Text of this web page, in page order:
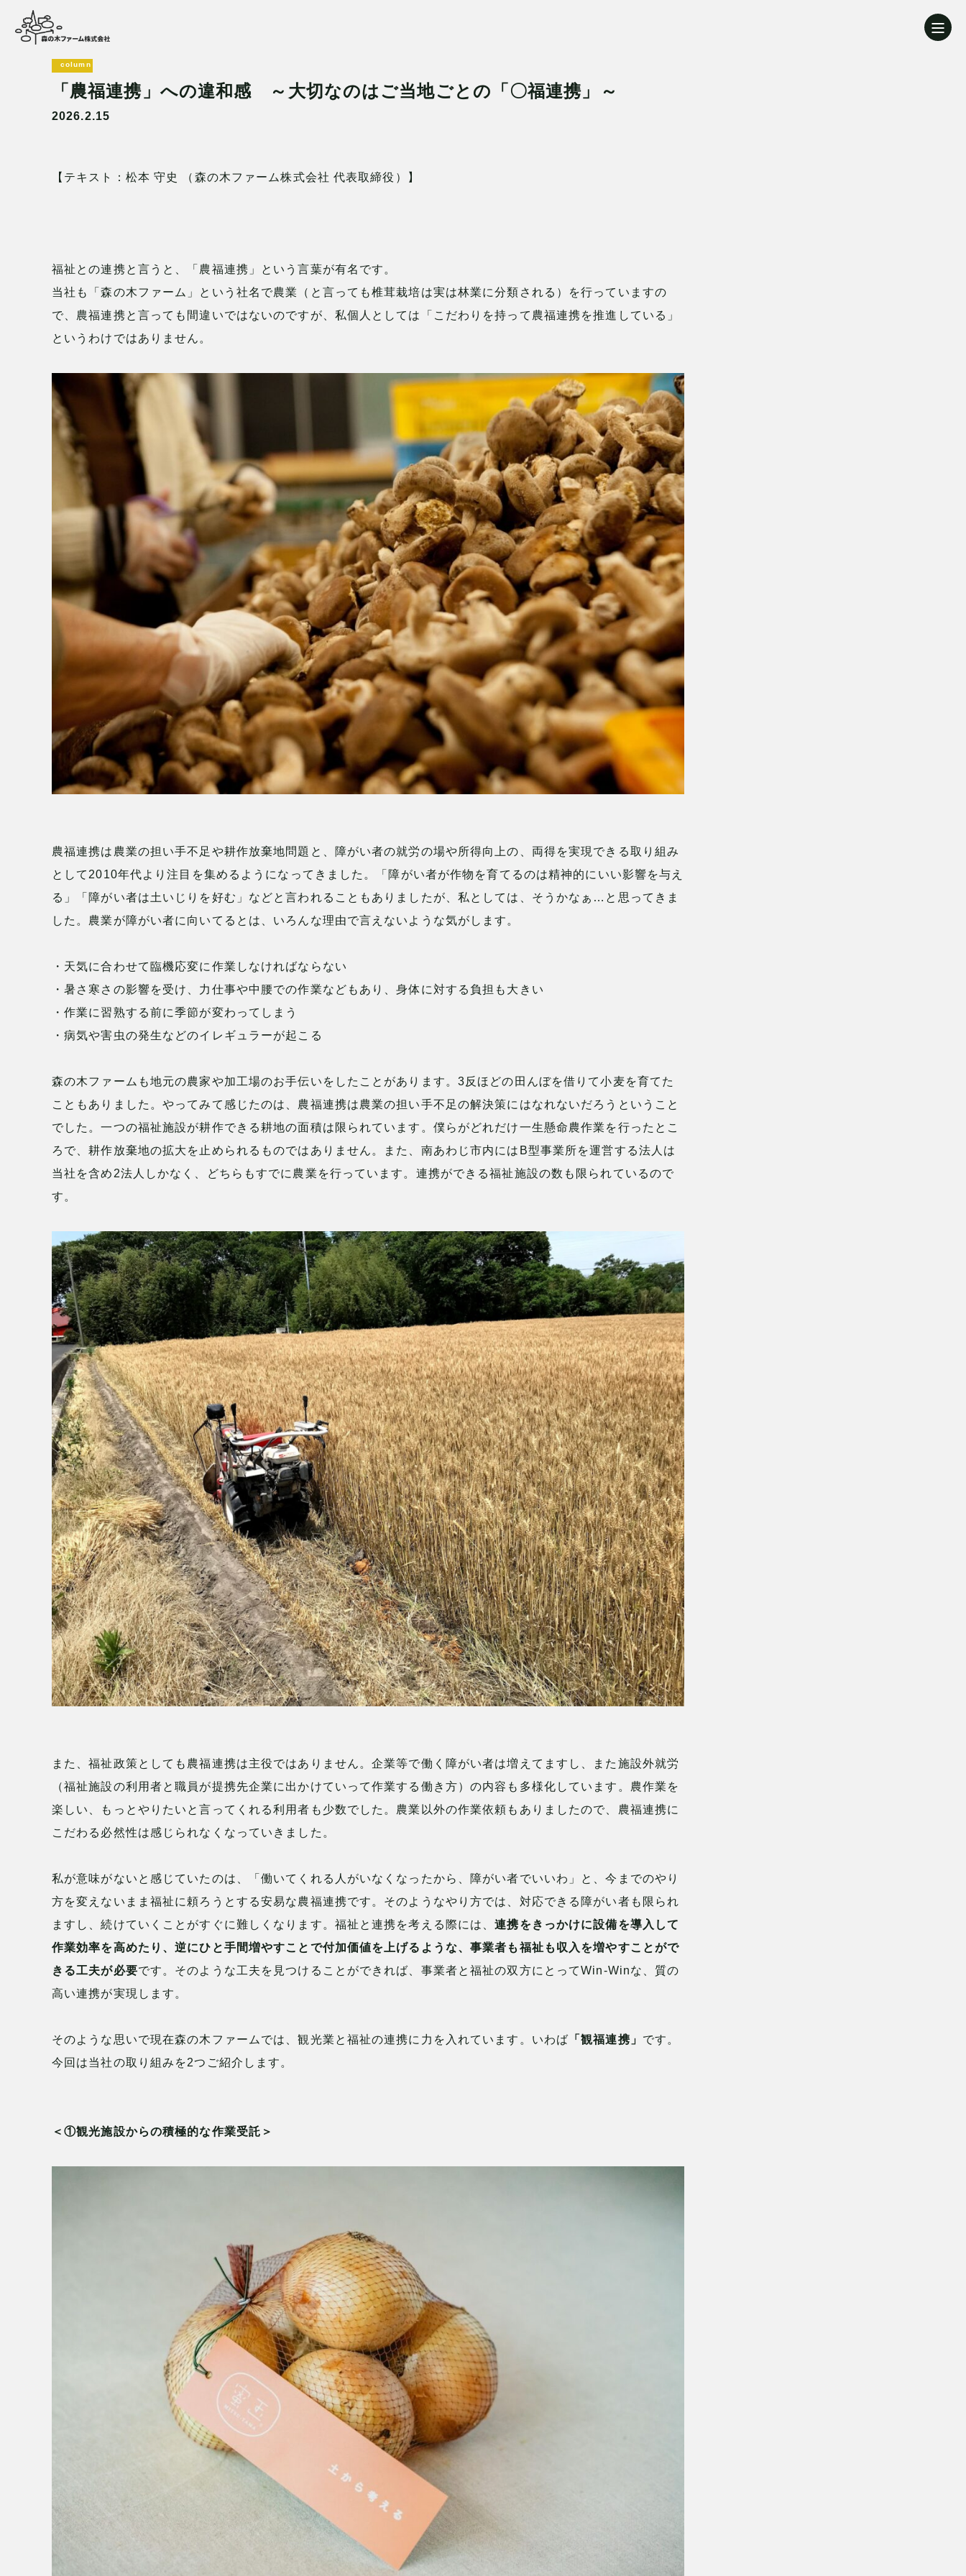
column
「農福連携」への違和感 ～大切なのはご当地ごとの「〇福連携」～
2026.2.15
【テキスト：松本 守史 （森の木ファーム株式会社 代表取締役）】
福祉との連携と言うと、「農福連携」という言葉が有名です。
当社も「森の木ファーム」という社名で農業（と言っても椎茸栽培は実は林業に分類される）を行っていますの
で、農福連携と言っても間違いではないのですが、私個人としては「こだわりを持って農福連携を推進している」
というわけではありません。
農福連携は農業の担い手不足や耕作放棄地問題と、障がい者の就労の場や所得向上の、両得を実現できる取り組み
として2010年代より注目を集めるようになってきました。「障がい者が作物を育てるのは精神的にいい影響を与え
る」「障がい者は土いじりを好む」などと言われることもありましたが、私としては、そうかなぁ…と思ってきま
した。農業が障がい者に向いてるとは、いろんな理由で言えないような気がします。
・天気に合わせて臨機応変に作業しなければならない
・暑さ寒さの影響を受け、力仕事や中腰での作業などもあり、身体に対する負担も大きい
・作業に習熟する前に季節が変わってしまう
・病気や害虫の発生などのイレギュラーが起こる
森の木ファームも地元の農家や加工場のお手伝いをしたことがあります。3反ほどの田んぼを借りて小麦を育てた
こともありました。やってみて感じたのは、農福連携は農業の担い手不足の解決策にはなれないだろうということ
でした。一つの福祉施設が耕作できる耕地の面積は限られています。僕らがどれだけ一生懸命農作業を行ったとこ
ろで、耕作放棄地の拡大を止められるものではありません。また、南あわじ市内にはB型事業所を運営する法人は
当社を含め2法人しかなく、どちらもすでに農業を行っています。連携ができる福祉施設の数も限られているので
す。
また、福祉政策としても農福連携は主役ではありません。企業等で働く障がい者は増えてますし、また施設外就労
（福祉施設の利用者と職員が提携先企業に出かけていって作業する働き方）の内容も多様化しています。農作業を
楽しい、もっとやりたいと言ってくれる利用者も少数でした。農業以外の作業依頼もありましたので、農福連携に
こだわる必然性は感じられなくなっていきました。
私が意味がないと感じていたのは、「働いてくれる人がいなくなったから、障がい者でいいわ」と、今までのやり
方を変えないまま福祉に頼ろうとする安易な農福連携です。そのようなやり方では、対応できる障がい者も限られ
ますし、続けていくことがすぐに難しくなります。福祉と連携を考える際には、連携をきっかけに設備を導入して
作業効率を高めたり、逆にひと手間増やすことで付加価値を上げるような、事業者も福祉も収入を増やすことがで
きる工夫が必要です。そのような工夫を見つけることができれば、事業者と福祉の双方にとってWin-Winな、質の
高い連携が実現します。
そのような思いで現在森の木ファームでは、観光業と福祉の連携に力を入れています。いわば 「観福連携」 です。
今回は当社の取り組みを2つご紹介します。
＜①観光施設からの積極的な作業受託＞